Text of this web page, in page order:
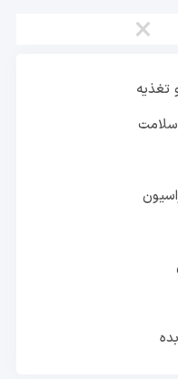
×
تغذیه
سلامت
محاکمه
قبل از محاکمه